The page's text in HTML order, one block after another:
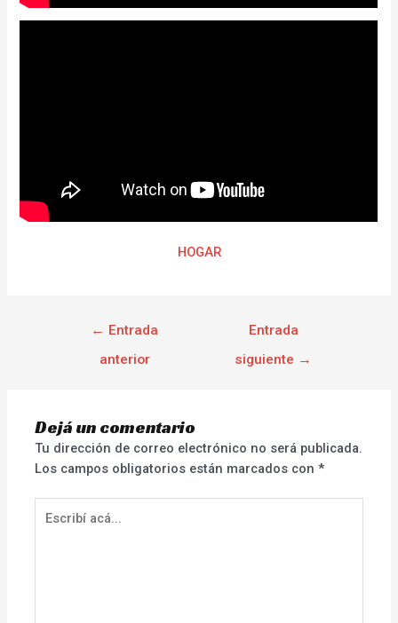
HOGAR
← Entrada
anterior
Entrada
siguiente →
Dejá un comentario
Tu dirección de correo electrónico no será publicada.
Los campos obligatorios están marcados con*
acá...